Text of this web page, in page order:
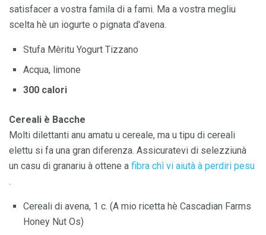
satisfacer a vostra famila di a fami. Ma a vostra megliu
scelta hè un iogurte o pignata d'avena.
Stufa Mèritu Yogurt Tizzano
Acqua, limone
300 calori
Cereali è Bacche
Molti dilettanti anu amatu u cereale, ma u tipu di cereali
elettu si fa una gran diferenza. Assicuratevi di selezziunà
un casu di granariu à ottene a fibra chì vi aiutà à perdiri pesu
.
Cereali di avena, 1 c. (A mio ricetta hè Cascadian Farms
Honey Nut Os)